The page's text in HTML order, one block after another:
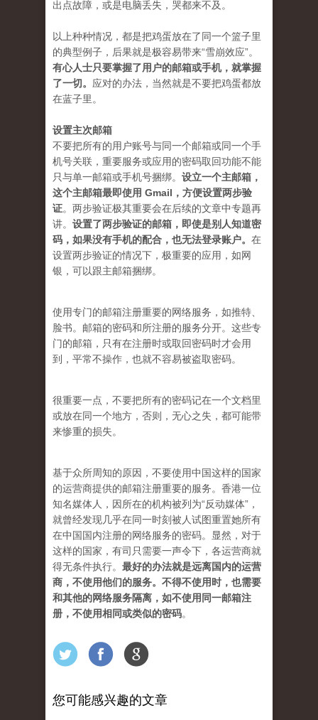
出点故障，或是电脑丢失，哭都来不及。
以上种种情况，都是把鸡蛋放在了同一个篮子里
的典型例子，后果就是极容易带来“雪崩效应”。
有心人士只要掌握了用户的邮箱或手机，就掌握
了一切。 应对的办法，当然就是不要把鸡蛋都放
在蓝子里。
设置主次邮箱
不要把所有的用户账号与同一个邮箱或同一个手
机号关联，重要服务或应用的密码取回功能不能
只与单一邮箱或手机号捆绑。 设立一个主邮箱，
这个主邮箱最即使用 Gmail，方便设置两步验
证。两步验证极其重要会在后续的文章中专题再
讲。 设置了两步验证的邮箱，即使是别人知道密
码，如果没有手机的配合，也无法登录账户。 在
设置两步验证的情况下，极重要的应用，如网
银，可以跟主邮箱捆绑。
使用专门的邮箱注册重要的网络服务，如推特、
脸书。邮箱的密码和所注册的服务分开。这些专
门的邮箱，只有在注册时或取回密码时才会用
到，平常不操作，也就不容易被盗取密码。
很重要一点，不要把所有的密码记在一个文档里
或放在同一个地方，否则，无心之失，都可能带
来惨重的损失。
基于众所周知的原因，不要使用中国这样的国家
的运营商提供的邮箱注册重要的服务。香港一位
知名媒体人，因所在的机构被列为“反动媒体”，
就曾经发现几乎在同一时刻被人试图重置她所有
在中国国内注册的网络服务的密码。显然，对于
这样的国家，有司只需要一声令下，各运营商就
得无条件执行。 最好的办法就是远离国内的运营
商，不使用他们的服务。不得不使用时，也需要
和其他的网络服务隔离，如不使用同一邮箱注
册，不使用相同或类似的密码。
您可能感兴趣的文章